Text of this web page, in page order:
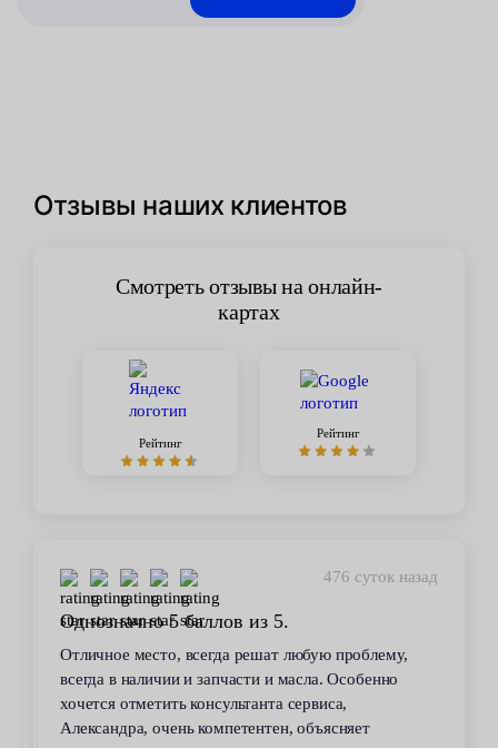
Отзывы наших клиентов
Смотреть отзывы на онлайн-
картах
Рейтинг
Рейтинг
476 суток назад
Однозначно 5 баллов из 5.
Отличное место, всегда решат любую проблему,
всегда в наличии и запчасти и масла. Особенно
хочется отметить консультанта сервиса,
Александра, очень компетентен, объясняет